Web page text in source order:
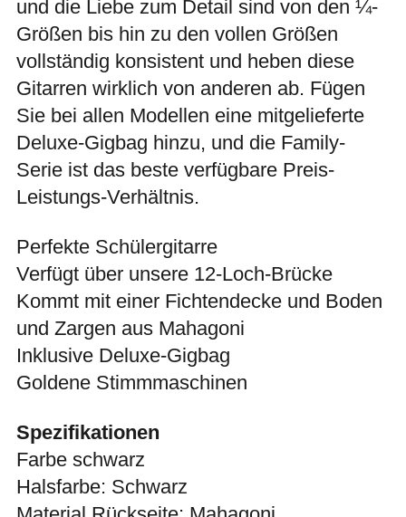
und die Liebe zum Detail sind von den ¼-
Größen bis hin zu den vollen Größen
vollständig konsistent und heben diese
Gitarren wirklich von anderen ab. Fügen
Sie bei allen Modellen eine mitgelieferte
Deluxe-Gigbag hinzu, und die Family-
Serie ist das beste verfügbare Preis-
Leistungs-Verhältnis.
Perfekte Schülergitarre
Verfügt über unsere 12-Loch-Brücke
Kommt mit einer Fichtendecke und Boden
und Zargen aus Mahagoni
Inklusive Deluxe-Gigbag
Goldene Stimmmaschinen
Spezifikationen
Farbe schwarz
Halsfarbe: Schwarz